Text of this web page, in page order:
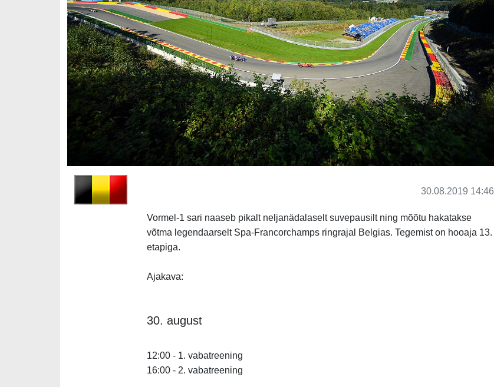
30.08.2019 14:46
Vormel-1 sari naaseb pikalt neljanädalaselt suvepausilt ning mõõtu hakatakse
võtma legendaarselt Spa-Francorchamps ringrajal Belgias. Tegemist on hooaja 13.
etapiga.
Ajakava:
30. august
12:00 - 1. vabatreening
16:00 - 2. vabatreening